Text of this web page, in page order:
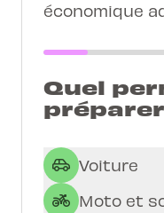
économique
Quel
Voiture
Moto et